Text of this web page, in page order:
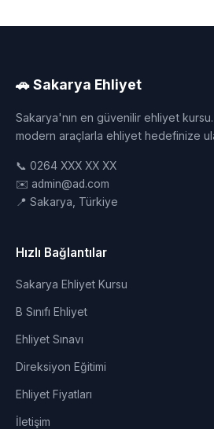
🚗 Sakarya Ehliyet
Sakarya'nın en güvenilir ehliyet
modern araçlarla ehliyet hedefinize
📞 0264 XXX XX XX
✉️ admin@ad.com
📍 Sakarya, Türkiye
Hızlı Bağlantılar
Sakarya Ehliyet Kursu
B Sınıfı Ehliyet
Ehliyet Sınavı
Direksiyon Eğitimi
Ehliyet Fiyatları
İletişim